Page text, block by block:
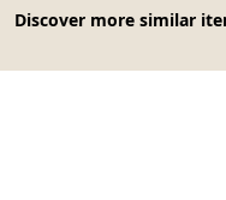
Discover more similar